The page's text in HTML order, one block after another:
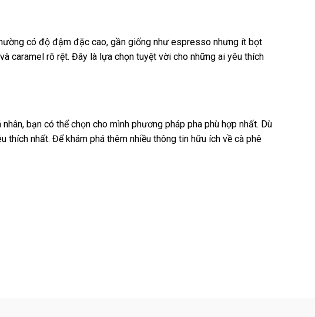
có độ đậm đặc cao, gần giống như espresso nhưng ít bọt
caramel rõ rệt. Đây là lựa chọn tuyệt vời cho những ai yêu thích
bạn có thể chọn cho mình phương pháp pha phù hợp nhất. Dù
nhất. Để khám phá thêm nhiều thông tin hữu ích về cà phê